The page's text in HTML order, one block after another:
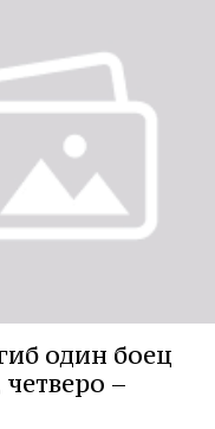
один боец
–